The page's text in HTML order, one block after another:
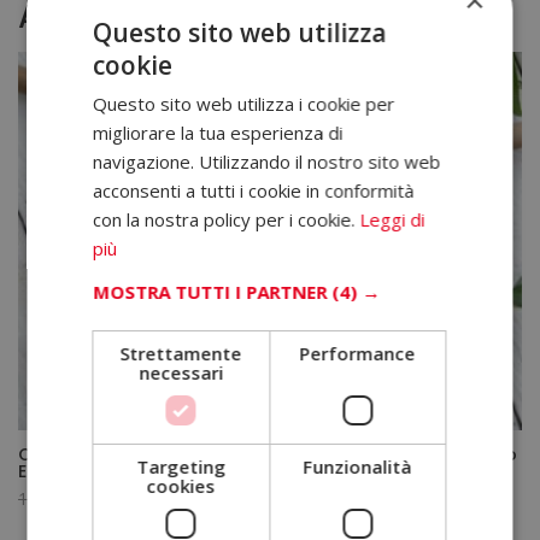
Altri corsi
Corso di Fitoterapia – Diploma Autenticato da un Notaio
Europeo –
1.520,00 380,00€Il
prezzo
Questo sito web utilizza
cookie
Questo sito web utilizza i cookie per
migliorare la tua esperienza di
navigazione. Utilizzando il nostro sito web
acconsenti a tutti i cookie in conformità
con la nostra policy per i cookie. Leggi di
più
MOSTRA TUTTI I PARTNER (4) →
Strettamente
necessari
Performance
Targeting
cookies
Funzionalità